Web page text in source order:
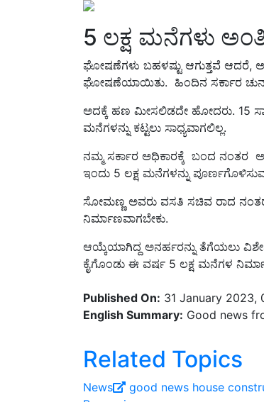
5 ಲಕ್ಷ ಮನೆಗಳು
ಘೋಷಣೆಗಳು ಬಹಳಷ್ಟು ಆಗುತ್ತವೆ‌ ಆದರೆ,
ಘೋಷಣೆಯಾಯಿತು. ಹಿಂದಿನ ಸರ್ಕಾರ
ಅದಕ್ಕೆ ಹಣ ಮೀಸಲಿಡದೇ ಹೋದರು‌. 15
ಮನೆಗಳನ್ನು ಕಟ್ಟಲು ಸಾಧ್ಯವಾಗಲಿಲ್ಲ.
ನಮ್ಮ ಸರ್ಕಾರ ಅಧಿಕಾರಕ್ಕೆ ಬಂದ ನಂತರ
ಇಂದು 5 ಲಕ್ಷ ಮನೆಗಳನ್ನು
ಸೋಮಣ್ಣ ಅವರು ವಸತಿ ಸಚಿವ ರಾದ
ನಿರ್ಮಾಣವಾಗಬೇಕು.
ಕೈಗೊಂಡು ಈ ವರ್ಷ 5 ಲಕ್ಷ ಮನೆಗಳ
English Summary:Good news
Related Topics
News good news house
Bommai